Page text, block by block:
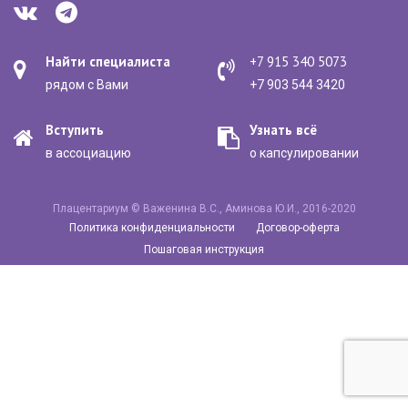
+7 915 340 5073
+7 903 544 3420
Найти специалиста
рядом с Вами
Узнать всё
о капсулировании
Вступить
в ассоциацию
Плацентариум © Важенина В.С., Аминова Ю.И., 2016-2020
Политика конфиденциальности
Договор-оферта
Пошаговая инструкция